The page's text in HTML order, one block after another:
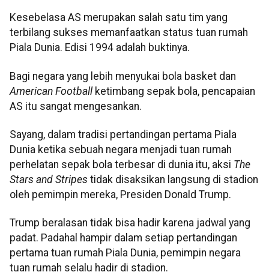
Kesebelasa AS merupakan salah satu tim yang
terbilang sukses memanfaatkan status tuan rumah
Piala Dunia. Edisi 1994 adalah buktinya.
Bagi negara yang lebih menyukai bola basket dan
American Footballketimbang sepak bola, pencapaian
AS itu sangat mengesankan.
Sayang, dalam tradisi pertandingan pertama Piala
Dunia ketika sebuah negara menjadi tuan rumah
perhelatan sepak bola terbesar di dunia itu, aksi The
Stars and Stripes tidak disaksikan langsung di stadion
oleh pemimpin mereka, Presiden Donald Trump.
Trump beralasan tidak bisa hadir karena jadwal yang
padat. Padahal hampir dalam setiap pertandingan
pertama tuan rumah Piala Dunia, pemimpin negara
tuan rumah selalu hadir di stadion.